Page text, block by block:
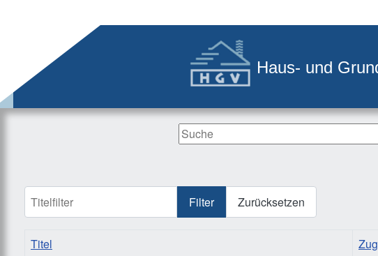
Haus- und
Search ...
Titelfilter
Filter Zurücksetzen
Titel